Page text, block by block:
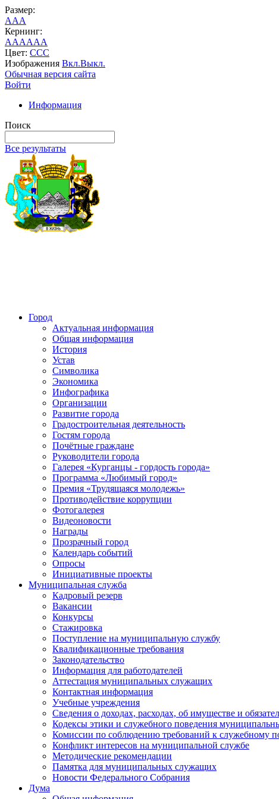
Размер:
AAA
Кернинг:
AAAAAA
Цвет: CCC
Изображения Вкл.Выкл.
Обычная версия сайта
Войти
Информация
Поиск
Все результаты
Город
Актуальная информация
Общая информация
История
Устав
Символика
Экономика
Инфографика
Организации
Развитие города
Градостроительная деятельность
Гостям города
Почётные граждане
Руководители города
Галерея «Курганцы - гордость города»
Программа «Любимый город»
Премия «Трудящаяся молодежь»
Противодействие коррупции
Фотогалерея
Видеоновости
Награды
Прозрачный город
Календарь событий
Опросы
Инициативные проекты
Муниципальная служба
Кадровый резерв
Вакансии
Конкурсы
Стажировка
Поступление на муниципальную службу
Квалификационные требования
Законодательство
Информация для работодателей
Аттестация муниципальных служащих
Контактная информация
Учебные учреждения
Сведения о доходах, расходах, об имуществе и
Кодексы этики и служебного поведения
Комиссии по соблюдению требований к служебному
Конфликт интересов на муниципальной службе
Методические рекомендации
Памятка для муниципальных служащих
Новости Федерального Cобрания
Дума